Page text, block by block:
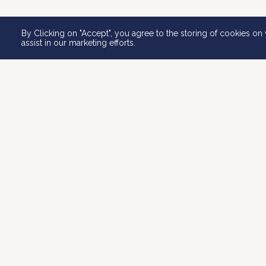
By Clicking on "Accept", you agree to the storing of cookies
assist in our marketing efforts.